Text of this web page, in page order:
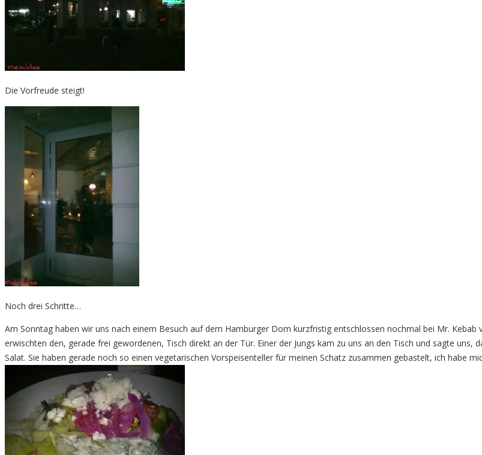
Die Vorfreude steigt!
Noch drei Schritte…
Am Sonntag haben wir uns nach einem Besuch auf dem Hamburger Dom kurzfristig entschlossen nochmal bei Mr.
erwischten den, gerade frei gewordenen, Tisch direkt an der Tür. Einer der Jungs kam zu uns an den Tisch und sagte
Salat. Sie haben gerade noch so einen vegetarischen Vorspeisenteller für meinen Schatz zusammen gebastelt, ich habe